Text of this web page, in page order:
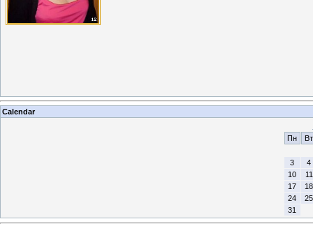
Calendar
Пн
Вт
3
4
10
11
17
18
24
25
31